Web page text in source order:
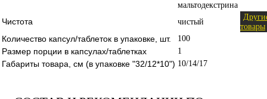
мальтодекстрина
Чистота чистый
товары
Количество капсул/таблеток в упаковке, шт. 100
Размер порции в капсулах/таблетках 1
Габариты товара, см (в упаковке "32/12*10") 10/14/17